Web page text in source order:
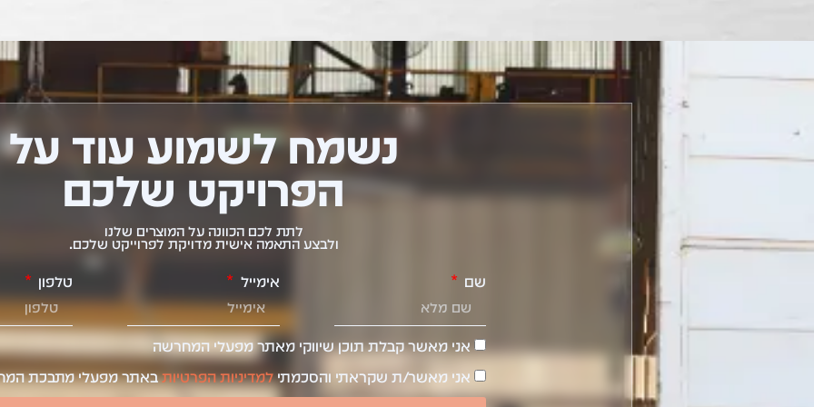
נשמח לשמוע עוד על
הפרויקט שלכם
לתת לכם הכוונה על המוצרים שלנו
ולבצע התאמה אישית מדויקת לפרוייקט שלכם.
שם אימייל טלפון
אני מאשר קבלת תוכן שיווקי מאתר מפעלי המחרשה
אני מאשר/ת שקראתי והסכמתילמדיניות הפרטיותבאתר מפעלי מתבכת